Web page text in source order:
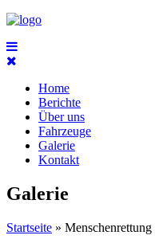
Home
Berichte
Über uns
Fahrzeuge
Galerie
Kontakt
Galerie
Startseite »